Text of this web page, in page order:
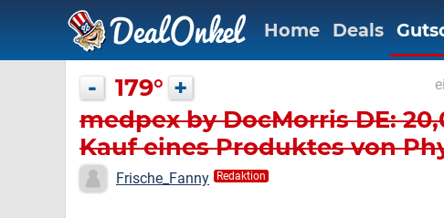
Home Deals
- 179° +
medpex by DocMorris DE:
Kauf eines Produktes von
Frische_Fanny Redaktion